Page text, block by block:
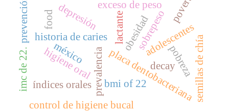
lactante
prevalencia
exceso de peso
sobrepeso
obesidad
placa dentobacteriana
control de higiene bucal
adolescentes
higiene oral
historia de caries
índices orales
decay semillas de chía
depresión
bmi of 22
imc de 22. pobreza
méxico
food
prevención